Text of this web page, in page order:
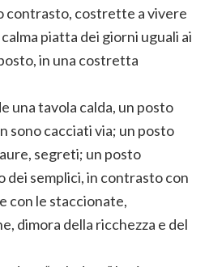
contrasto, costrette a vivere
piatta dei giorni uguali ai
in una costretta
una tavola calda, un posto
sono cacciati via; un posto
segreti; un posto
dei semplici, in contrasto con
con le staccionate,
dimora della ricchezza e del